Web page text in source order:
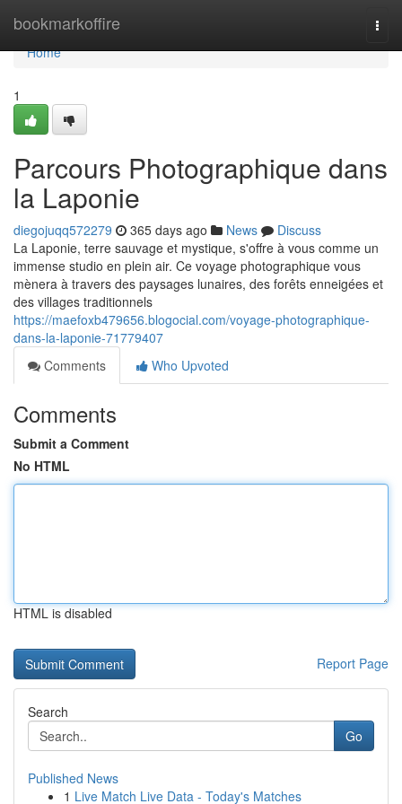
bookmarkoffire
Home
Home
1
Parcours Photographique dans
la Laponie
diegojuqq572279 365 days ago News
Discuss
La Laponie, terre sauvage et mystique, s'offre à vous comme un
immense studio en plein air. Ce voyage photographique vous
mènera à travers des paysages lunaires, des forêts enneigées et
des villages traditionnels
https://maefoxb479656.blogocial.com/voyage-photographique-
dans-la-laponie-71779407
Comments
Who Upvoted
Comments
Submit a Comment
No HTML
HTML is disabled
Report Page
Search
Go
Published News
1 Live Match Live Data - Today's Matches